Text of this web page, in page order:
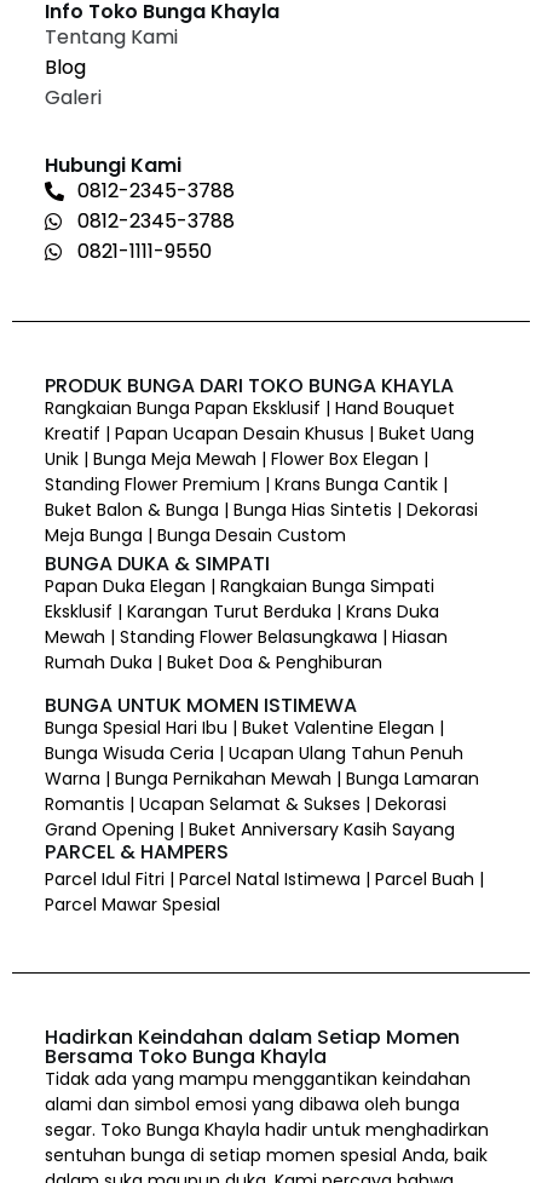
Info Toko Bunga Khayla
Tentang Kami
Blog
Galeri
Hubungi Kami
0812-2345-3788
0812-2345-3788
0821-1111-9550
PRODUK BUNGA DARI TOKO BUNGA KHAYLA
Rangkaian Bunga Papan Eksklusif | Hand Bouquet
Kreatif | Papan Ucapan Desain Khusus | Buket Uang
Unik | Bunga Meja Mewah | Flower Box Elegan |
Standing Flower Premium | Krans Bunga Cantik |
Buket Balon & Bunga | Bunga Hias Sintetis | Dekorasi
Meja Bunga | Bunga Desain Custom
BUNGA DUKA & SIMPATI
Papan Duka Elegan | Rangkaian Bunga Simpati
Eksklusif | Karangan Turut Berduka | Krans Duka
Mewah | Standing Flower Belasungkawa | Hiasan
Rumah Duka | Buket Doa & Penghiburan
BUNGA UNTUK MOMEN ISTIMEWA
Bunga Spesial Hari Ibu | Buket Valentine Elegan |
Bunga Wisuda Ceria | Ucapan Ulang Tahun Penuh
Warna | Bunga Pernikahan Mewah | Bunga Lamaran
Romantis | Ucapan Selamat & Sukses | Dekorasi
Grand Opening | Buket Anniversary Kasih Sayang
PARCEL & HAMPERS
Parcel Idul Fitri | Parcel Natal Istimewa | Parcel Buah |
Parcel Mawar Spesial
Hadirkan Keindahan dalam Setiap Momen
Bersama Toko Bunga Khayla
Tidak ada yang mampu menggantikan keindahan
alami dan simbol emosi yang dibawa oleh bunga
segar. Toko Bunga Khayla hadir untuk menghadirkan
sentuhan bunga di setiap momen spesial Anda, baik